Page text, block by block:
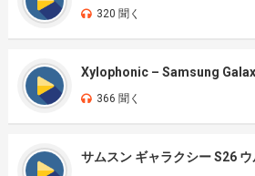
320 聞く
Xylophonic – Samsung
366 聞く
サムスン ギャラクシー S26 ウ